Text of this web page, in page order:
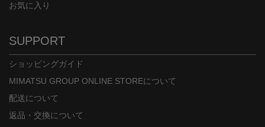
お気に入り
SUPPORT
ショッピングガイド
MIMATSU GROUP ONLINE STOREについて
配送について
返品・交換について